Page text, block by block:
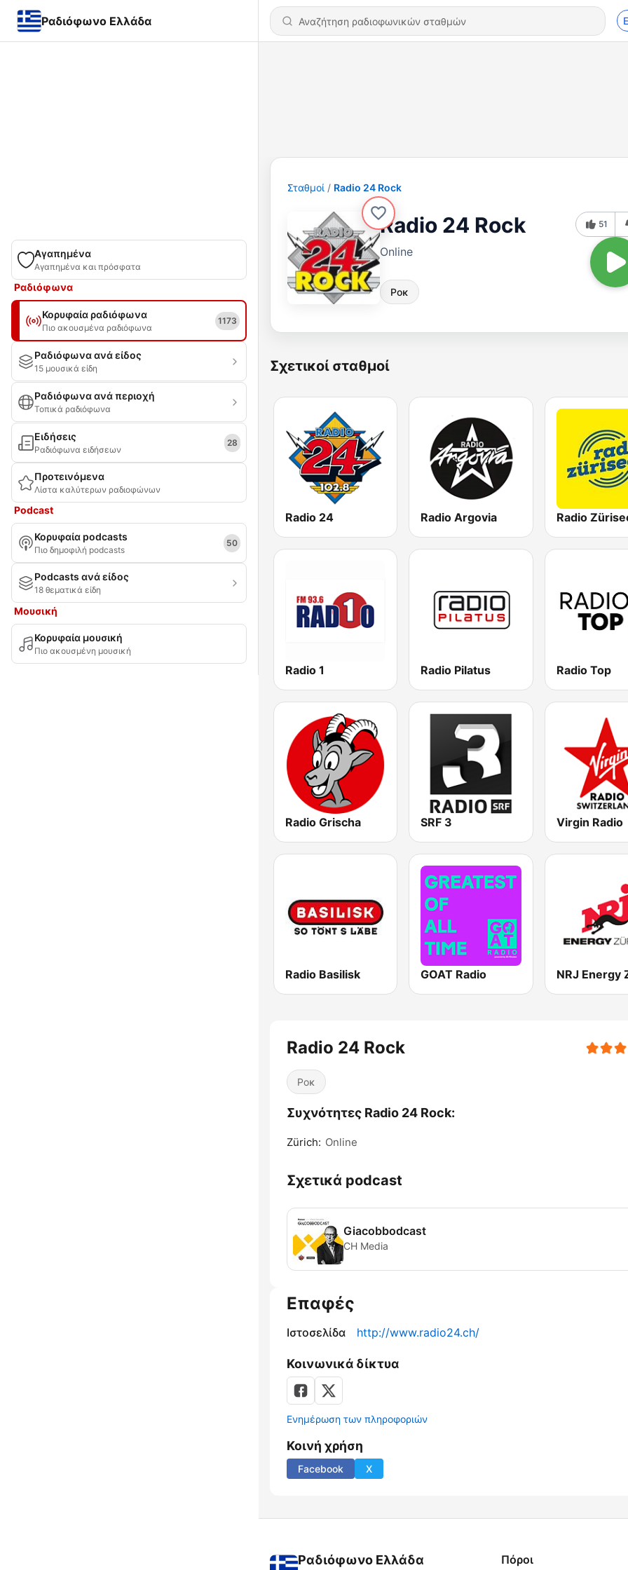
Ραδιόφωνο Ελλάδα
Αγαπημένα
Αγαπημένα και πρόσφατα
Ραδιόφωνα
Κορυφαία ραδιόφωνα
Πιο ακουσμένα ραδιόφωνα
1173
Ραδιόφωνα ανά είδος
15 μουσικά είδη
Ραδιόφωνα ανά περιοχή
Τοπικά ραδιόφωνα
Ειδήσεις
Ραδιόφωνα ειδήσεων
28
Προτεινόμενα
Λίστα καλύτερων ραδιοφώνων
Podcast
Κορυφαία podcasts
Πιο δημοφιλή podcasts
50
Podcasts ανά είδος
18 θεματικά είδη
Μουσική
Κορυφαία μουσική
Πιο ακουσμένη μουσική
Σταθμοί Radio 24 Rock
Radio 24 Rock
Online
Ροκ
51
Σχετικοί σταθμοί
Radio 24 Radio Argovia Radio
Radio 1 Radio Pilatus Radio Top
Radio Grischa SRF 3 Virgin Radio
Radio Basilisk GOAT Radio
Radio 24 Rock
Ροκ
Συχνότητες Radio 24 Rock:
Zürich: Online
Σχετικά podcast
Giacobbodcast
CH Media
Επαφές
Ιστοσελίδα http://www.radio24.ch/
Κοινωνικά δίκτυα
Ενημέρωση των πληροφοριών
Κοινή χρήση
Facebook X
Ραδιόφωνο Ελλάδα Πόροι